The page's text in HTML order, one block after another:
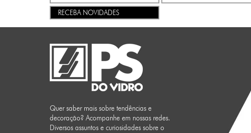
RECEBA NOVIDADES
Quer saber mais sobre tendências e
decoração? Acompanhe em nossas redes.
Diversos assuntos e curiosidades sobre o